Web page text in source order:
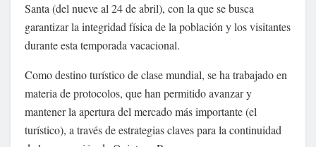
Santa (del nueve al 24 de abril), con la que se busca
garantizar la integridad física de la población y los visitantes
durante esta temporada vacacional.
Como destino turístico de clase mundial, se ha trabajado en
materia de protocolos, que han permitido avanzar y
mantener la apertura del mercado más importante (el
turístico), a través de estrategias claves para la continuidad